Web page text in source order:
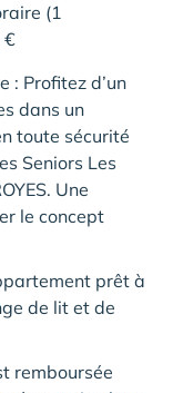
(1
€
: Profitez d’un
dans un
toute sécurité
Seniors Les
Une
le concept
prêt à
de lit et de
remboursée